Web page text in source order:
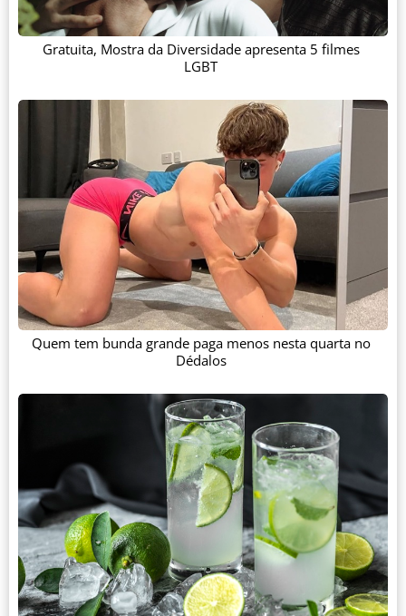
Gratuita, Mostra da Diversidade apresenta 5 filmes
LGBT
Quem tem bunda grande paga menos nesta quarta no
Dédalos